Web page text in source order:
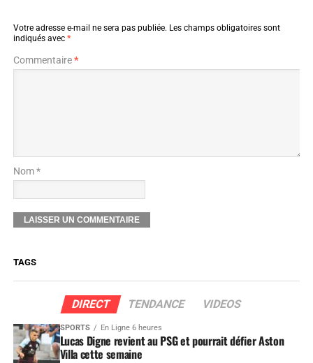
Votre adresse e-mail ne sera pas publiée. Les champs obligatoires sont
indiqués avec *
Commentaire*
Nom *
TAGS
DIRECT TENDANCE VIDEOS
SPORTS En Ligne 6 heures
Lucas Digne revient au PSG et pourrait défier Aston
Villa cette semaine